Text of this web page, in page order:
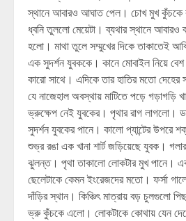
স্থানে আবারও আঘাত পেল। চোখ মুখ কুঁচকে
ধ্বনি তুললো মেয়েটা। ব্যথার স্থানে
হলো। মাথা তুলে সম্মুখের দিকে তাকাতেই
এক সুদর্শন যুবককে। কানে মোবাইল নিয়ে
কারো সাথে। এদিকে তার হাতির মতো দেহের
যে নাজেহাল অবস্থায় মাটিতে পড়ে গড়াগড়ি
ভ্রুক্ষেপ নেই যুবকের। পৃথার রাগ লাগলো।
সুদর্শন যুবকের পানে। কালো প্যান্টের উপরে
শুভ্র রঙা এক খানা শার্ট জড়িয়েছে যুবক।
ঝুলন্ত। পৃথা তাকালো লোকটার মুখ পানে।
ছেলেটাকে কেমন ইংরেজদের মতো। ফর্সা
দাঁড়ির স্থান। কিঞ্চিৎ মাত্রায় বড় চুলগুলো
ভ্রু কুঁচকে এলো। লোকটাকে কোথায় যেন